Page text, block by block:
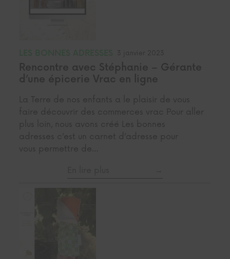
3 janvier 2023
Rencontre avec Stéphanie – Gérante
d’une épicerie Vrac en ligne
La Terre de nos enfants a le plaisir de vous
faire découvrir des commerces vrac Pour aller
plus loin, nous avons créé Les bonnes
adresses c’est un carnet d’adresse pour
vous permettre de…